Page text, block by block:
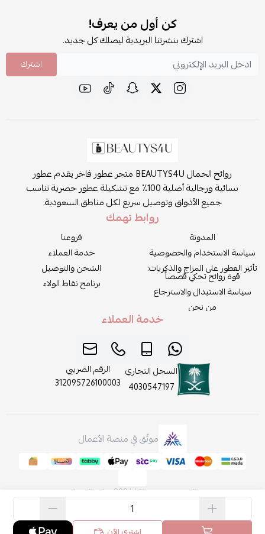
كن أول من يعرف!
اشترك بنشرتنا البريدية ليصلك كل جديد.
اشترك
روائح الجمال BEAUTYS4U متجر عطور فاخر يقدم عطور
نسائية ورجالية أصلية 100٪ مع تشكيلة عطور حصرية تناسب
جميع الأذواق وتوصيل سريع لكل مناطق السعودية.
روابط تهمك
المدونة
سياسة الاستخدام والخصوصية
تأثير العطور على المزاج والذكريات:
قوة روائح تحكي قصصاً
سياسة الاستبدال والاسترجاع
من نحن
فروعنا
خدمة العملاء
الشحن والتوصيل
برنامج نقاط الولاء
خدمة العملاء
السجل التجاري
4030547197
الرقم الضريبي
312095726100003
موثّق في منصة الأعمال
الحقوق محفوظة | 2026 روائح الجمال